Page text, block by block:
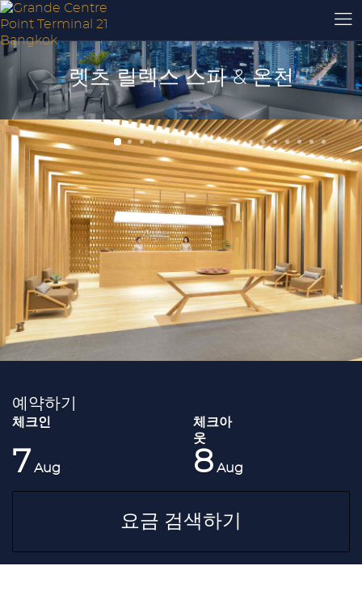
렛츠 릴렉스 스파 & 온천
예약하기
7 Aug 8 Aug
요금 검색하기